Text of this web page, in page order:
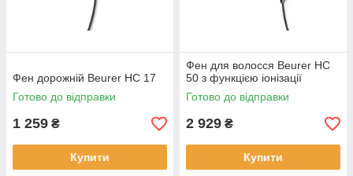
Фен дорожній Beurer HC 17
Готово до відправки
1 259 ₴
Купити
Фен для волосся Beurer HC
50 з функцією іонізації
Готово до відправки
2 929 ₴
Купити